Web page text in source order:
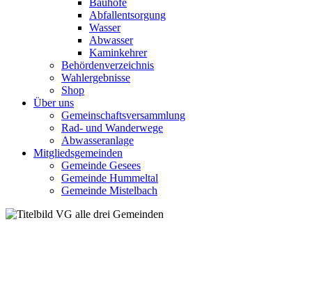
Bauhöfe
Abfallentsorgung
Wasser
Abwasser
Kaminkehrer
Behördenverzeichnis
Wahlergebnisse
Shop
Über uns
Gemeinschaftsversammlung
Rad- und Wanderwege
Abwasseranlage
Mitgliedsgemeinden
Gemeinde Gesees
Gemeinde Hummeltal
Gemeinde Mistelbach